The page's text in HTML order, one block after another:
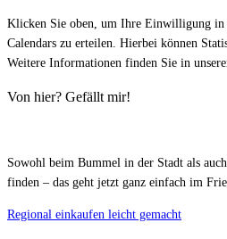
Klicken Sie oben, um Ihre Einwilligung in
Calendars zu erteilen. Hierbei können
Weitere Informationen finden Sie in
Von hier? Gefällt mir!
Sowohl beim Bummel in der Stadt als
finden – das geht jetzt ganz einfach im
Regional einkaufen leicht gemacht